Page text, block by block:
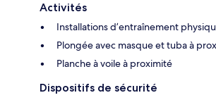
Activités
Installations d’entraînement
Plongée avec masque et tuba à
Planche à voile à proximité
Dispositifs de sécurité